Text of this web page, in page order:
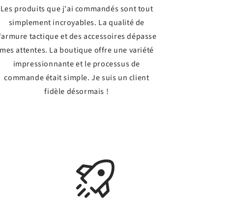
Les produits que j'ai commandés sont tout
simplement incroyables. La qualité de
tactique et des accessoires dépasse
mes attentes. La boutique offre une variété
impressionnante et le processus de
commande était simple. Je suis un client
fidèle désormais !